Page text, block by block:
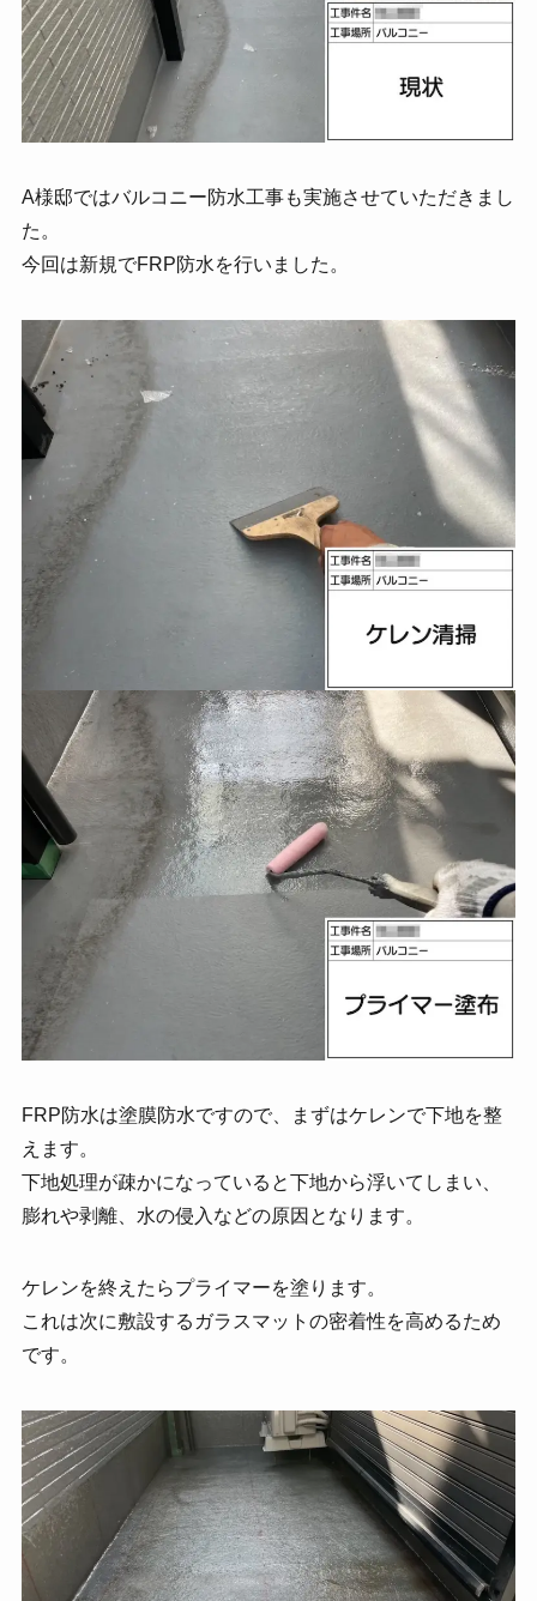
A様邸ではバルコニー防水工事も実施させていただきまし
た。
今回は新規でFRP防水を行いました。
FRP防水は塗膜防水ですので、まずはケレンで下地を整
えます。
下地処理が疎かになっていると下地から浮いてしまい、
膨れや剥離、水の侵入などの原因となります。
ケレンを終えたらプライマーを塗ります。
これは次に敷設するガラスマットの密着性を高めるため
です。